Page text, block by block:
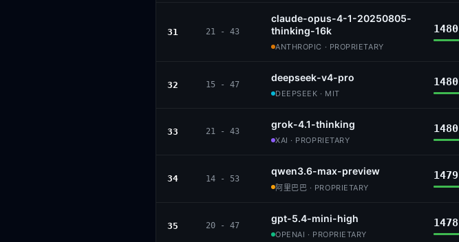
31 21 - 43
claude-opus-4-1-20250805-
thinking-16k
ANTHROPIC · PROPRIETARY
1480
32 15 - 47
deepseek-v4-pro
DEEPSEEK · MIT
1480
33 21 - 43
grok-4.1-thinking
XAI · PROPRIETARY
1480
34 14 - 53
qwen3.6-max-preview
阿里巴巴 · PROPRIETARY
1479
35 20 - 47
gpt-5.4-mini-high
OPENAI · PROPRIETARY
1478